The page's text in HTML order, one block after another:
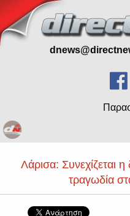
Λάρισα: Συνεχίζεται η
τραγωδία